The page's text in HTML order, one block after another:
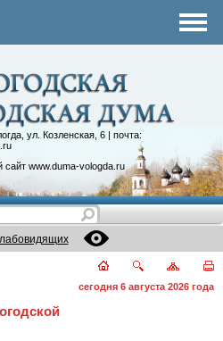
ул. Козленская, 6 | почта:
сайт www.duma-vologda.ru
объединения
сегодня 6 августа 2026 года